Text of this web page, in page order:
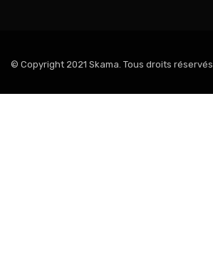
© Copyright 2021 Skama. Tous droits réservés